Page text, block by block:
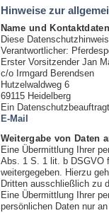
Hinweise zur
Name und
Diese
Verantwortlicher:
Erster Vorsitzender Jan
c/o Irmgard Berendsen
Hutzelwaldweg 6
69115 Heidelberg
Ein
E-Mail
Weitergabe von Daten
Eine Übermittlung Ihrer
Abs. 1 S. 1 lit. b DSGVO
weitergegeben. Hierzu
Dritten ausschließlich zu
Eine Übermittlung Ihrer
persönlichen Daten nur